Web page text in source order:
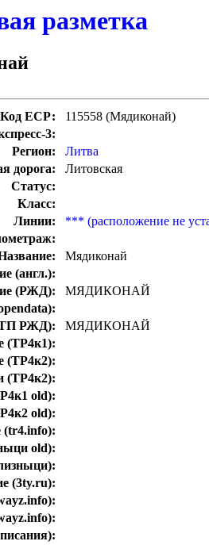
разметка
Код ЕСР:
115558 (Мядиконай)
3:
Регион:
Литва
дорога:
Литовская
Статус:
Класс:
Линии:
*** (расположение не
Мядиконай
(англ.):
(РЖД):
МЯДИКОНАЙ
РЖД):
МЯДИКОНАЙ
(ТР4к1):
(ТР4к2):
(ТР4к2):
old):
old):
(tr4.info):
old):
(3ty.ru):